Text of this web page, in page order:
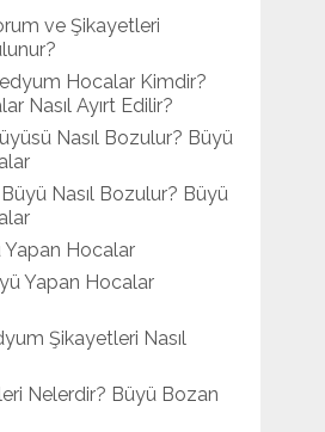
ve Şikayetleri
Hocalar Kimdir?
Nasıl Ayırt Edilir?
Nasıl Bozulur? Büyü
Nasıl Bozulur? Büyü
Yapan Hocalar
Yapan Hocalar
Şikayetleri Nasıl
Nelerdir? Büyü Bozan